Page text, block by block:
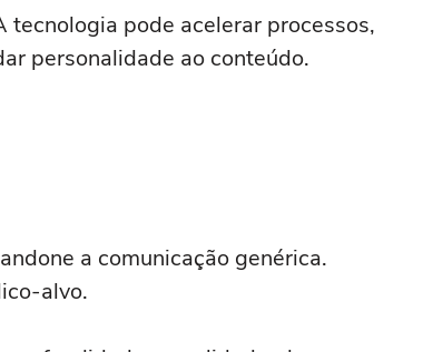
tecnologia pode acelerar processos,
personalidade ao conteúdo.
a comunicação genérica.
alvo.